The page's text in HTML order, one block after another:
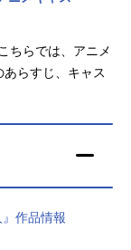
覧
一覧
ちらでは、アニメ
あらすじ、キャス
』作品情報